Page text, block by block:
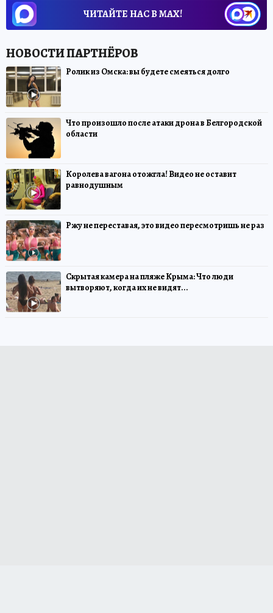
ЧИТАЙТЕ НАС В МАХ!
Ролик из Омска: вы будете смеяться долго
Что произошло после атаки дрона в Белгородской
области
Королева вагона отожгла! Видео не оставит
равнодушным
Ржу не переставая, это видео пересмотришь не раз
Скрытая камера на пляже Крыма: Что люди
вытворяют, когда их не видят...